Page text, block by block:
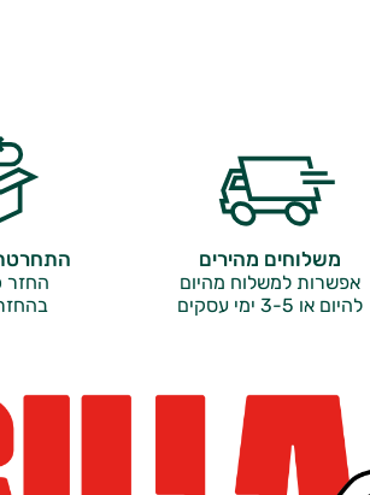
משלוחים מהירים
אפשרות למשלוח מהיום
להיום או 3-5 ימי עסקים
החזר